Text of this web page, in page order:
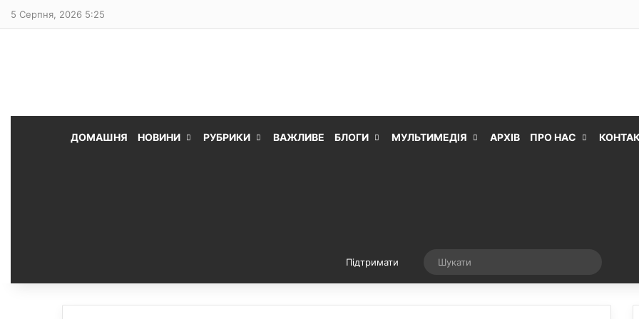
5 Серпня, 2026 5:25
ДОМАШНЯ НОВИНИ РУБРИКИ ВАЖЛИВЕ БЛОГИ МУЛЬТИМЕДІЯ АРХІВ ПРО НАС
Підтримати Випадкова стаття